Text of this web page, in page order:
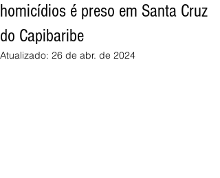
homicídios é preso em Santa Cruz
do Capibaribe
Atualizado: 26 de abr. de 2024